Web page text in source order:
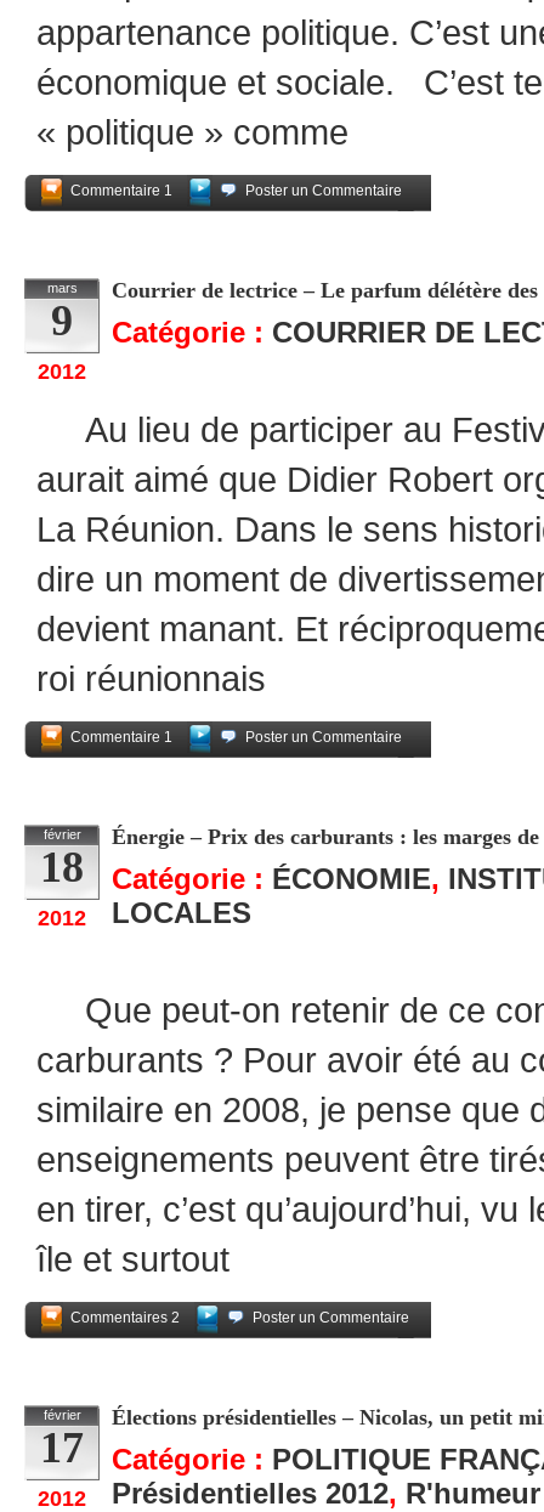
appartenance politique. C’est
économique et sociale. C’est
« politique » comme
Commentaire 1
Poster un Commentaire
mars
9
2012
Courrier de lectrice – Le parfum délétère
Catégorie : COURRIER DE
Au lieu de participer au
aurait aimé que Didier Robert
La Réunion. Dans le sens
dire un moment de
devient manant. Et
roi réunionnais
Commentaire 1
Poster un Commentaire
février
18
2012
Énergie – Prix des carburants : les marges
Catégorie : ÉCONOMIE,
LOCALES
Que peut-on retenir de ce
carburants ? Pour avoir été au
similaire en 2008, je pense que
enseignements peuvent être
en tirer, c’est qu’aujourd’hui,
île et surtout
Commentaires 2
Poster un Commentaire
février
17
2012
Élections présidentielles – Nicolas, un petit
Catégorie : POLITIQUE
Présidentielles 2012, R'humeur